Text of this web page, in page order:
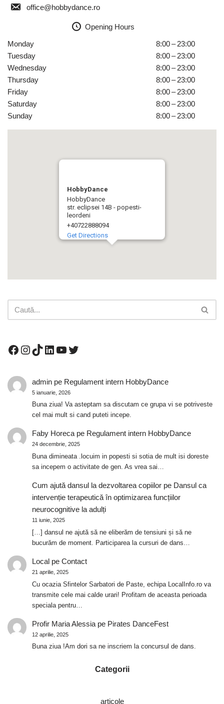
office@hobbydance.ro
Opening Hours
Monday
8:00 – 23:00
Tuesday
8:00 – 23:00
Wednesday
8:00 – 23:00
Thursday
8:00 – 23:00
Friday
8:00 – 23:00
Saturday
8:00 – 23:00
Sunday
8:00 – 23:00
HobbyDance
HobbyDance
str. eclipsei 14B - popesti-
leordeni
+40722888094
Get Directions
adminpe Regulament intern HobbyDance
5 ianuarie, 2026
Buna ziua! Va asteptam sa discutam ce grupa vi se potriveste
cel mai mult si cand puteti incepe.
Faby Horecape Regulament intern HobbyDance
24 decembrie, 2025
Buna dimineata .locuim in popesti si sotia de mult isi doreste
sa incepem o activitate de gen. As vrea sai…
Cum ajută dansul la dezvoltarea copiilorpe Dansul ca
intervenție terapeutică în optimizarea funcțiilor
neurocognitive la adulți
11 iunie, 2025
[…] dansul ne ajută să ne eliberăm de tensiuni și să ne
bucurăm de moment. Participarea la cursuri de dans…
Localpe Contact
21 aprilie, 2025
Cu ocazia Sfintelor Sarbatori de Paste, echipa LocalInfo.ro va
transmite cele mai calde urari! Profitam de aceasta perioada
speciala pentru…
Profir Maria Alessiape Pirates DanceFest
12 aprilie, 2025
Buna ziua !Am dori sa ne inscriem la concursul de dans.
Categorii
articole